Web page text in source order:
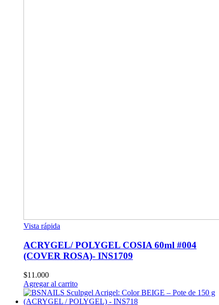
Vista rápida
ACRYGEL/ POLYGEL COSIA 60ml #004
(COVER ROSA)- INS1709
$11.000
Agregar al carrito